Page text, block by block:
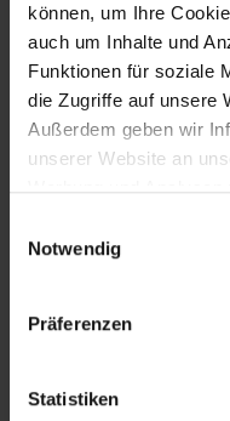
können, um Ihre
auch um Inhalte und
Funktionen für soziale
die Zugriffe auf unsere
Außerdem geben wir
unserer Website an
Werbung und
gegeben ist, und in
effektiv durchsetzen
diese Informationen
zusammen, die Sie
haben.
Notwendig
Präferenzen
Statistiken
"Heilige
Russlands und
24.12.1816
23.12.1817
Stabilen